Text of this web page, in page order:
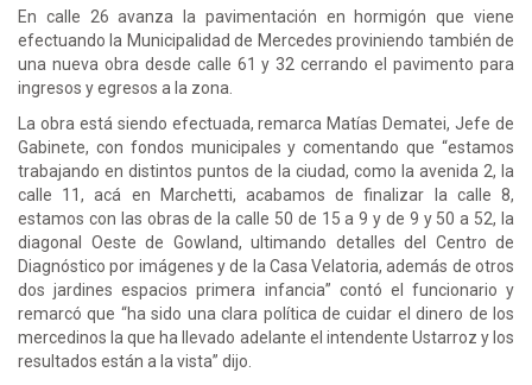
En calle 26 avanza la pavimentación en hormigón que viene
efectuando la Municipalidad de Mercedes proviniendo también de
una nueva obra desde calle 61 y 32 cerrando el pavimento para
ingresos y egresos a la zona.
La obra está siendo efectuada, remarca Matías Dematei, Jefe de
Gabinete, con fondos municipales y comentando que “estamos
trabajando en distintos puntos de la ciudad, como la avenida 2, la
calle 11, acá en Marchetti, acabamos de finalizar la calle 8,
estamos con las obras de la calle 50 de 15 a 9 y de 9 y 50 a 52, la
diagonal Oeste de Gowland, ultimando detalles del Centro de
Diagnóstico por imágenes y de la Casa Velatoria, además de otros
dos jardines espacios primera infancia” contó el funcionario y
remarcó que “ha sido una clara política de cuidar el dinero de los
mercedinos la que ha llevado adelante el intendente Ustarroz y los
resultados están a la vista” dijo.